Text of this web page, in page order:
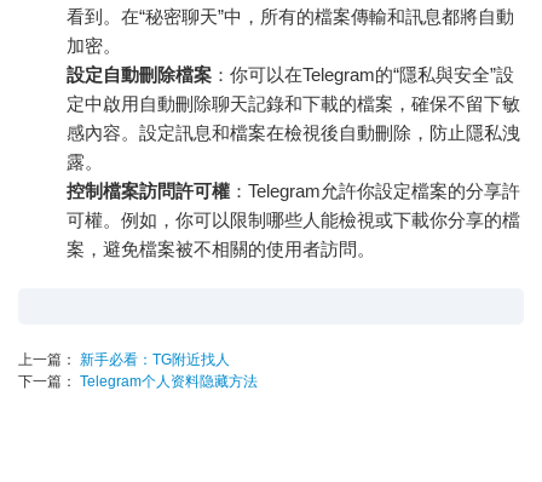
看到。在“秘密聊天”中，所有的檔案傳輸和訊息都將自動
加密。
設定自動刪除檔案 ：你可以在Telegram的“隱私與安全”設
定中啟用自動刪除聊天記錄和下載的檔案，確保不留下敏
感內容。設定訊息和檔案在檢視後自動刪除，防止隱私洩
露。
控制檔案訪問許可權 ：Telegram允許你設定檔案的分享許
可權。例如，你可以限制哪些人能檢視或下載你分享的檔
案，避免檔案被不相關的使用者訪問。
上一篇： 新手必看：TG附近找人
下一篇： Telegram个人资料隐藏方法